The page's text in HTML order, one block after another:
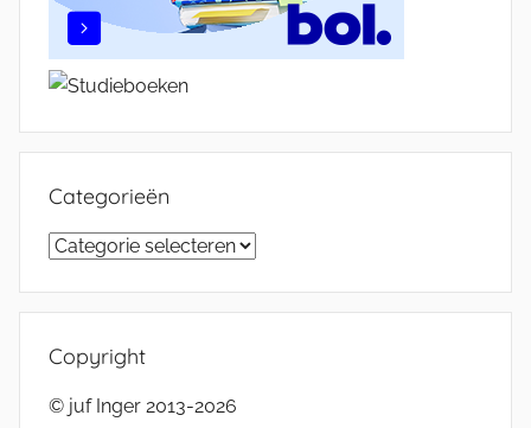
Categorieën
Categorieën
Copyright
© juf Inger 2013-2026